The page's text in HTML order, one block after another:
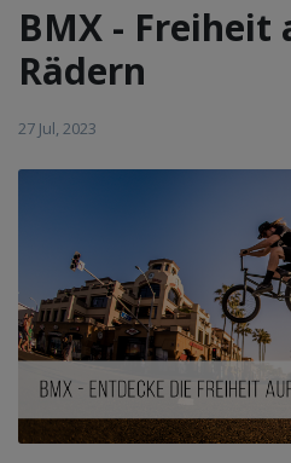
BMX - Freiheit
Rädern
27 Jul, 2023